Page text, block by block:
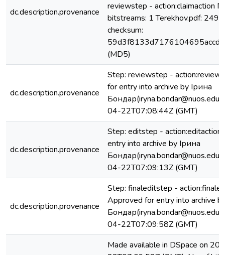
dc.description.provenance
reviewstep - action:claimaction
bitstreams: 1 Terekhov.pdf:
checksum:
(MD5)
dc.description.provenance
Step: reviewstep -
for entry into archive by Ірина
04-22T07:08:44Z (GMT)
dc.description.provenance
Step: editstep - action:editaction
entry into archive by Ірина
04-22T07:09:13Z (GMT)
dc.description.provenance
Step: finaleditstep -
Approved for entry into archive
04-22T07:09:58Z (GMT)
Made available in DSpace on